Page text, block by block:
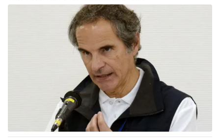
Infographic
Shorts video
VTV Thể thao
VTV Sức khoẻ Bất động sản
Thị trường 24h Tấm lòng Việt